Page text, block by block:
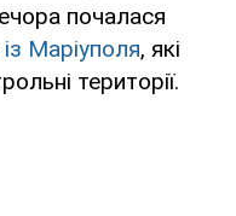
почалася
Маріуполя, які
території.